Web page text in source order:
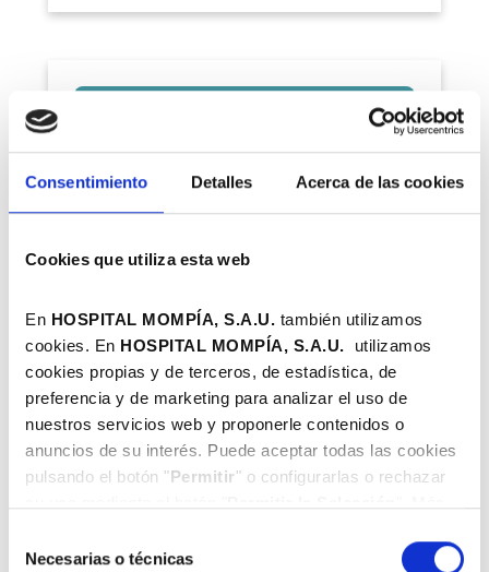
Consentimiento Detalles Acerca de las cookies
Cookies que utiliza esta web
En HOSPITAL MOMPÍA, S.A.U. también utilizamos
cookies. En HOSPITAL MOMPÍA, S.A.U. utilizamos
cookies propias y de terceros, de estadística, de
preferencia y de marketing para analizar el uso de
nuestros servicios web y proponerle contenidos o
anuncios de su interés. Puede aceptar todas las cookies
pulsando el botón "Permitir" o configurarlas o rechazar
Necesarias o técnicas